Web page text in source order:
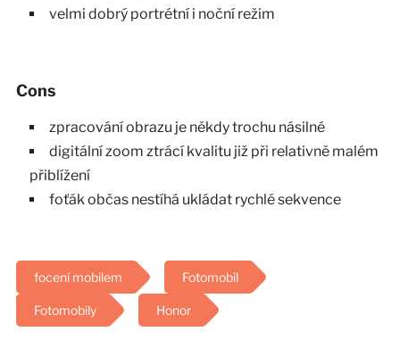
velmi dobrý portrétní i noční režim
Cons
zpracování obrazu je někdy trochu násilné
digitální zoom ztrácí kvalitu již při relativně malém
přiblížení
foťák občas nestíhá ukládat rychlé sekvence
focení mobilem Fotomobil
Fotomobily Honor